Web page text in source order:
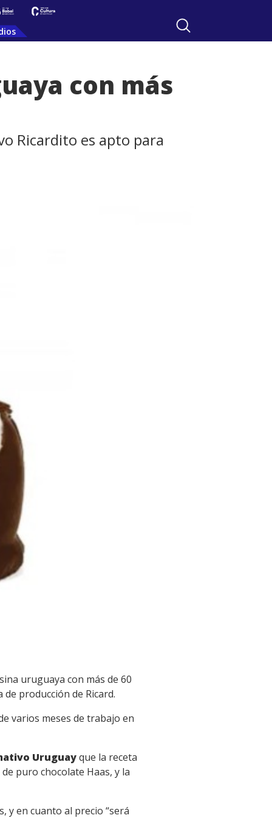
con más
Ricardito es apto para
uruguaya con más de 60
producción de Ricard.
varios meses de trabajo en
Uruguayque la receta
puro chocolate Haas, y la
y en cuanto al precio “será